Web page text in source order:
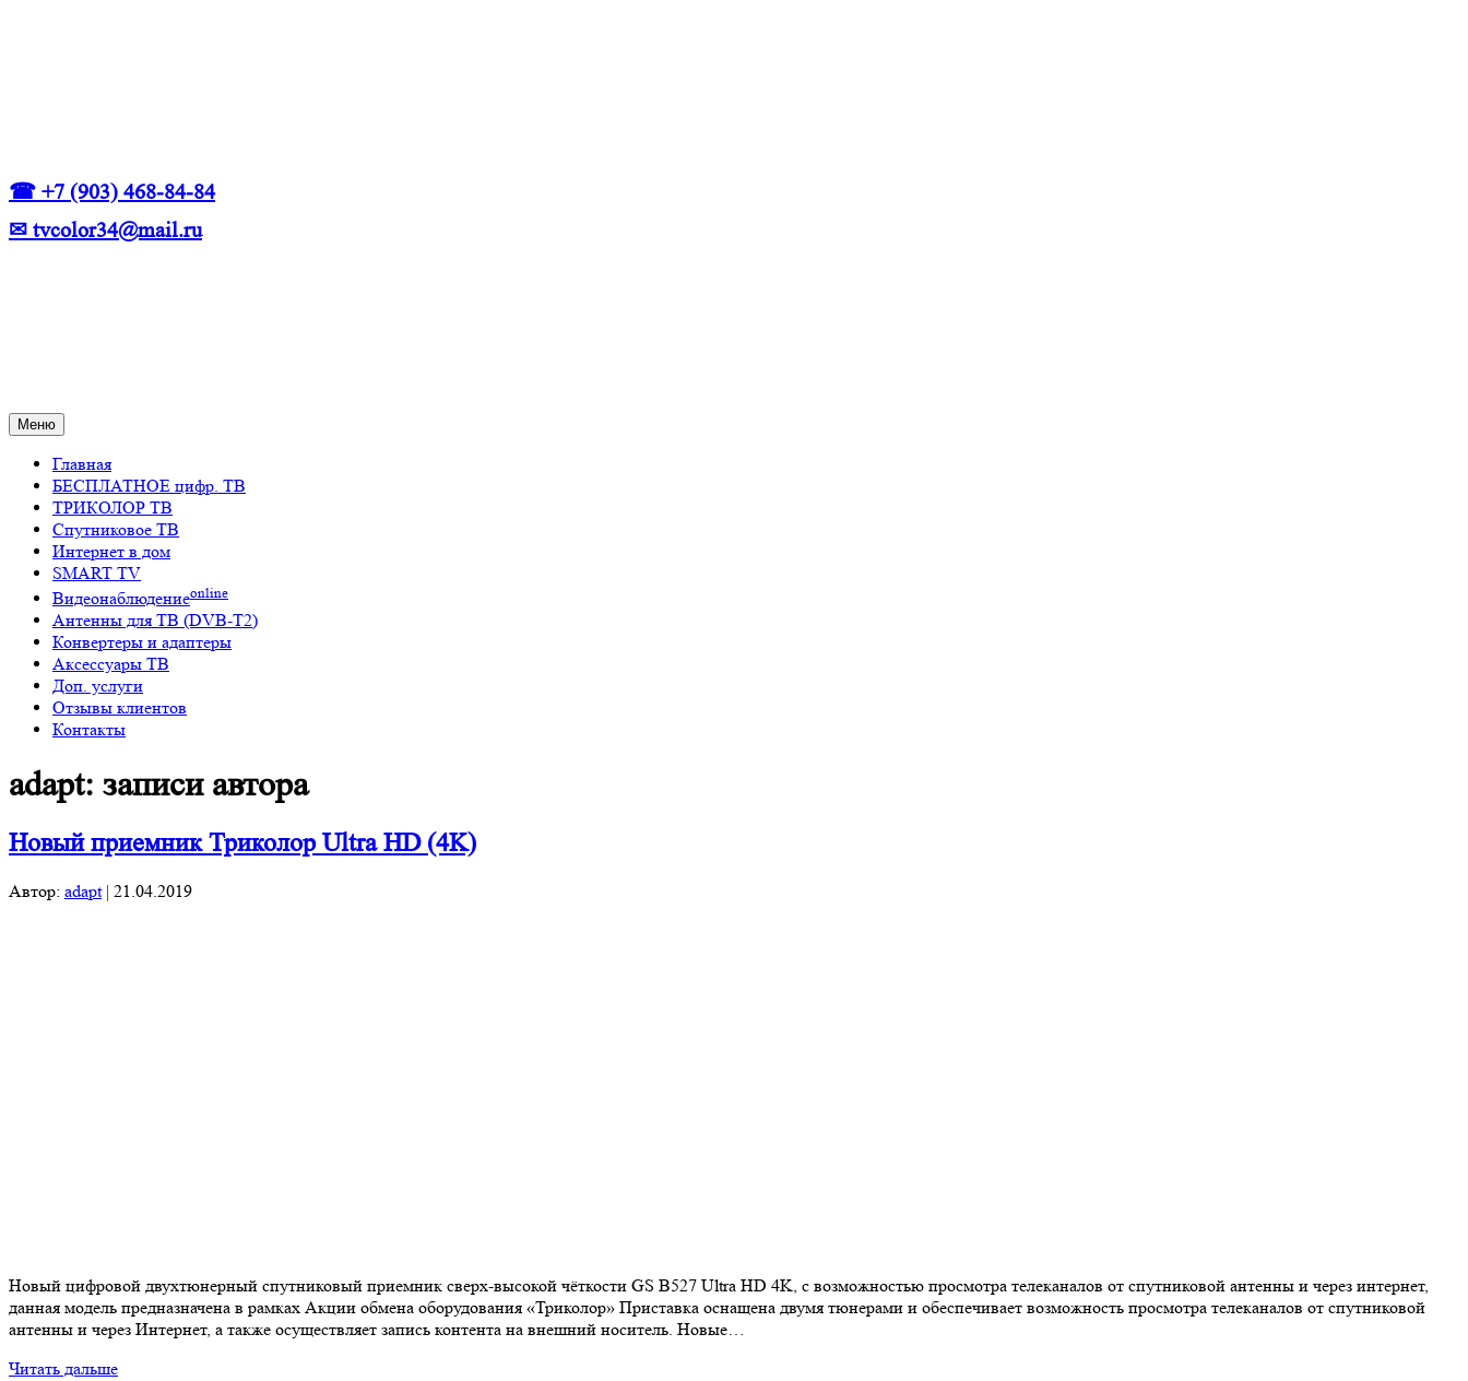
☎ +7 (903) 468-84-84
✉ tvcolor34@mail.ru
Меню
Главная
БЕСПЛАТНОЕ цифр. ТВ
ТРИКОЛОР ТВ
Спутниковое ТВ
Интернет в дом
SMART TV
Видеонаблюдениеonline
Антенны для ТВ (DVB-T2)
Конвертеры и адаптеры
Аксессуары ТВ
Доп. услуги
Отзывы клиентов
Контакты
adapt: записи автора
Новый приемник Триколор Ultra HD (4K)
Автор: adapt| 21.04.2019
Новый цифровой двухтюнерный спутниковый приемник сверх-высокой чёткости GS B527 Ultra HD 4K, с возможностью просмотра телеканалов от спутниковой антенны и через интернет,
данная модель предназначена в рамках Акции обмена оборудования «Триколор» Приставка оснащена двумя тюнерами и обеспечивает возможность просмотра телеканалов от спутниковой
антенны и через Интернет, а также осуществляет запись контента на внешний носитель. Новые…
Читать дальше